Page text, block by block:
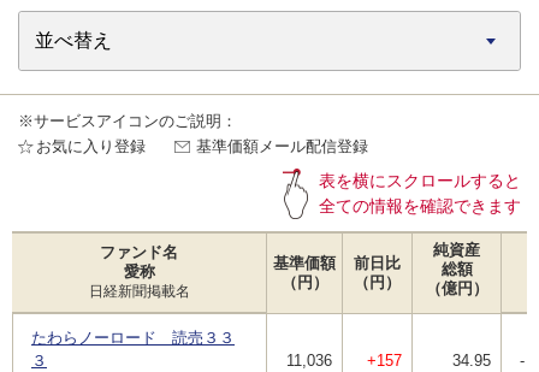
※サービスアイコンのご説明：
お気に入り登録
基準価額メール配信登録
表を横にスクロールすると
全ての情報を確認できます
ファンド名
愛称
日経新聞掲載名
基準価額
（円）
前日比
（円）
純資産
総額
（億円）
たわらノーロード 読売３３
３
11,036 +157 34.95 -